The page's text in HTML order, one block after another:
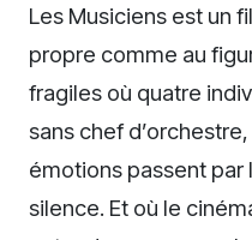
Les Musiciens est un
propre comme au
fragiles où quatre
sans chef
émotions passent par
silence. Et où le